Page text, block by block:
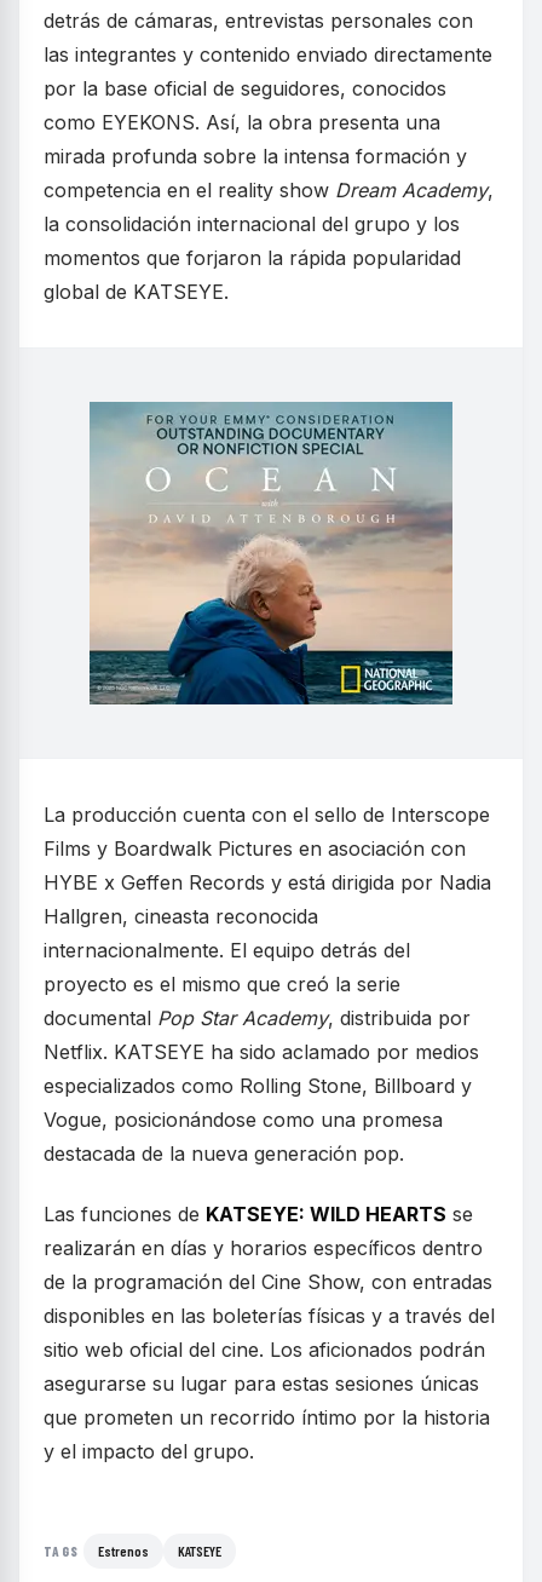
detrás de cámaras, entrevistas personales con
las integrantes y contenido enviado directamente
por la base oficial de seguidores, conocidos
como EYEKONS. Así, la obra presenta una
mirada profunda sobre la intensa formación y
competencia en el reality show Dream Academy,
la consolidación internacional del grupo y los
momentos que forjaron la rápida popularidad
global de KATSEYE.
La producción cuenta con el sello de Interscope
Films y Boardwalk Pictures en asociación con
HYBE x Geffen Records y está dirigida por Nadia
Hallgren, cineasta reconocida
internacionalmente. El equipo detrás del
proyecto es el mismo que creó la serie
documental Pop Star Academy, distribuida por
Netflix. KATSEYE ha sido aclamado por medios
especializados como Rolling Stone, Billboard y
Vogue, posicionándose como una promesa
destacada de la nueva generación pop.
Las funciones de KATSEYE: WILD HEARTS se
realizarán en días y horarios específicos dentro
de la programación del Cine Show, con entradas
disponibles en las boleterías físicas y a través del
sitio web oficial del cine. Los aficionados podrán
asegurarse su lugar para estas sesiones únicas
que prometen un recorrido íntimo por la historia
y el impacto del grupo.
TAGS Estrenos KATSEYE